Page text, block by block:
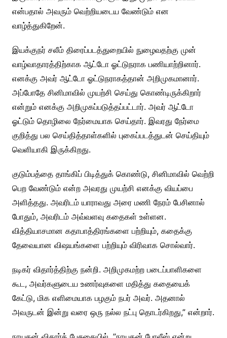
என்பதால் அவரும் வெற்றியடைய வேண்டும் என
வாழ்த்துகிறேன்.
இயக்குநர் சலீம் திரைப்படத்துறையில் நுழைவதற்கு முன்
வாழ்வாதாரத்திற்காக ஆட்டோ ஓட்டுநராக பணியாற்றினார்.
எனக்கு அவர் ஆட்டோ ஓட்டுநராகத்தான் அறிமுகமானார்.
அப்போதே சினிமாவில் முயற்சி செய்து கொண்டிருக்கிறார்
என்றும் எனக்கு அறிமுகப்படுத்தப்பட்டார். அவர் ஆட்டோ
ஓட்டும் தொழிலை நேர்மையாக செய்தார்.‌ இவரது நேர்மை
குறித்து பல செய்தித்தாள்களில் புகைப்படத்துடன் செய்தியும்
வெளியாகி இருக்கிறது.
குடும்பத்தை தாங்கிப் பிடித்துக் கொண்டு, சினிமாவில் வெற்றி
பெற வேண்டும் என்ற அவரது முயற்சி எனக்கு வியப்பை
அளித்தது. அவரிடம் யாராவது அரை மணி நேரம் பேசினால்
போதும், அவரிடம் அவ்வளவு கதைகள் உள்ளன.‌
வித்தியாசமான கதாபாத்திரங்களை பற்றியும், கதைக்கு
தேவையான விஷயங்களை பற்றியும் விரிவாக சொல்வார்.
நடிகர் விதார்த்திற்கு நன்றி. அறிமுகமற்ற படைப்பாளிகளை
கூட, அவர்களுடைய உணர்வுகளை மதித்து கதையைக்
கேட்டு, மிக எளிமையாக பழகும் நபர் அவர். அதனால்
அவருடன் இன்று வரை ஒரு நல்ல நட்பு தொடர்கிறது,” என்றார்.